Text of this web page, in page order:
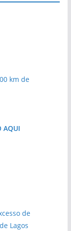
km de
AQUI
de
Lagos